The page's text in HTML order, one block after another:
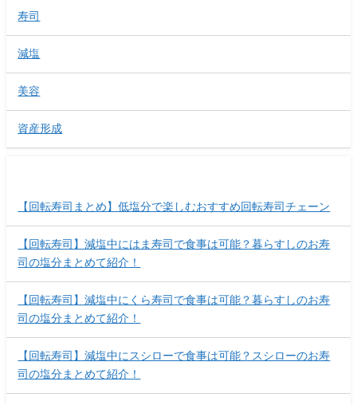
寿司
減塩
美容
資産形成
【回転寿司まとめ】低塩分で楽しむおすすめ回転寿司チェーン
【回転寿司】減塩中にはま寿司で食事は可能？暮らすしのお寿
司の塩分まとめて紹介！
【回転寿司】減塩中にくら寿司で食事は可能？暮らすしのお寿
司の塩分まとめて紹介！
【回転寿司】減塩中にスシローで食事は可能？スシローのお寿
司の塩分まとめて紹介！